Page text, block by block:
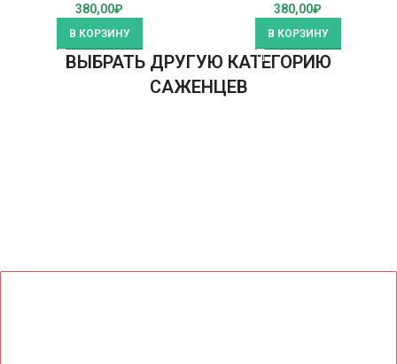
380,00₽
В КОРЗИНУ
380,00₽
В КОРЗИНУ
ВЫБРАТЬ ДРУГУЮ КАТЕГОРИЮ
САЖЕНЦЕВ